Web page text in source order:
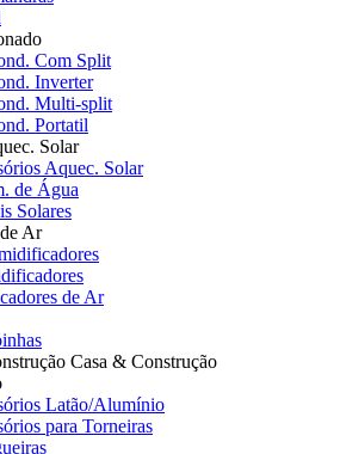
Com Split
Inverter
Multi-split
Portatil
Solar
Aquec. Solar
de Água
Solares
Ar
de Ar
Casa & Construção
Latão/Alumínio
para Torneiras